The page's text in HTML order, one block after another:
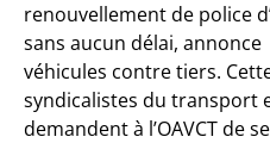
renouvellement de police
sans aucun délai, annonce
véhicules contre tiers.
syndicalistes du transport
demandent à l’OAVCT de